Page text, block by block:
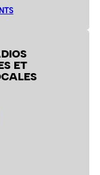
ET